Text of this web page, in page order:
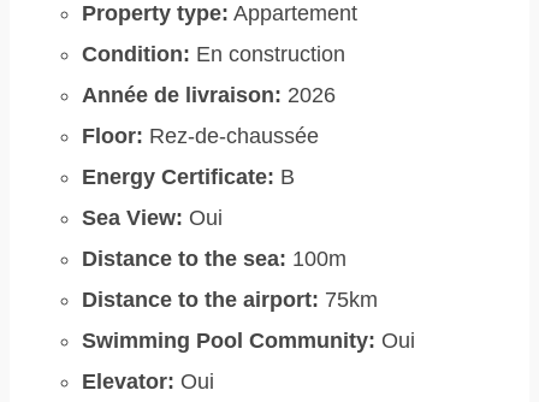
Property type: Appartement
Condition: En construction
Année de livraison: 2026
Floor: Rez-de-chaussée
Energy Certificate: B
Sea View: Oui
Distance to the sea: 100m
Distance to the airport: 75km
Swimming Pool Community: Oui
Elevator: Oui